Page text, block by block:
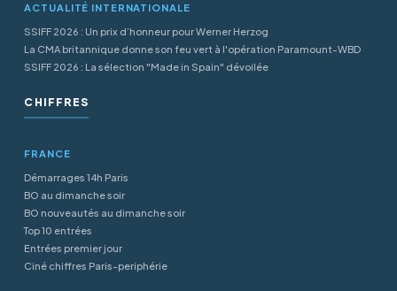
ACTUALITÉ INTERNATIONALE
SSIFF 2026 : Un prix d’honneur pour Werner Herzog
La CMA britannique donne son feu vert à l'opération Paramount-WBD
SSIFF 2026 : La sélection "Made in Spain" dévoilée
CHIFFRES
FRANCE
Démarrages 14h Paris
BO au dimanche soir
BO nouveautés au dimanche soir
Top 10 entrées
Entrées premier jour
Ciné chiffres Paris-periphérie